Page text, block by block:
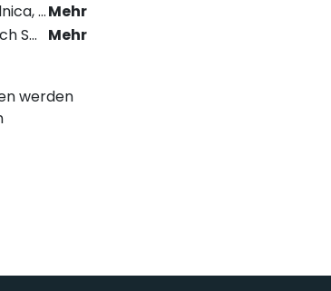
zu erhalten.
Mehr
(DSGVO).
Mehr
werden